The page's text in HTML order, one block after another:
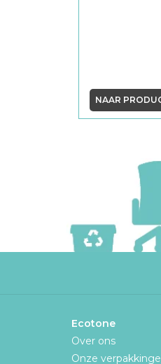
NAAR
Ecotone
Over ons
Onze